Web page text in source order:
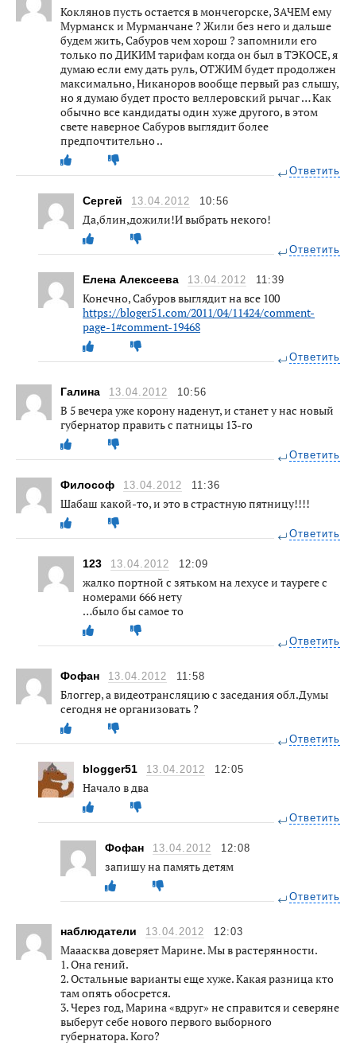
Коклянов пусть остается в мончегорске, ЗАЧЕМ ему
Мурманск и Мурманчане ? Жили без него и дальше
будем жить, Сабуров чем хорош ? запомнили его
только по ДИКИМ тарифам когда он был в ТЭКОСЕ, я
думаю если ему дать руль, ОТЖИМ будет продолжен
максимально, Никаноров вообще первый раз слышу,
но я думаю будет просто веллеровский рычаг … Как
обычно все кандидаты один хуже другого, в этом
свете наверное Сабуров выглядит более
предпочтительно ..
Ответить
Сергей 13.04.2012 10:56
Да,блин,дожили!И выбрать некого!
Ответить
Елена Алексеева 13.04.2012 11:39
Конечно, Сабуров выглядит на все 100
https://bloger51.com/2011/04/11424/comment-
page-1#comment-19468
Ответить
Галина 13.04.2012 10:56
В 5 вечера уже корону наденут, и станет у нас новый
губернатор править с патницы 13-го
Ответить
Философ 13.04.2012 11:36
Шабаш какой-то, и это в страстную пятницу!!!!
Ответить
123 13.04.2012 12:09
жалко портной с зятьком на лехусе и тауреге с
номерами 666 нету
…было бы самое то
Ответить
Фофан 13.04.2012 11:58
Блоггер, а видеотрансляцию с заседания обл.Думы
сегодня не организовать ?
Ответить
blogger51 13.04.2012 12:05
Начало в два
Ответить
Фофан 13.04.2012 12:08
запишу на память детям
Ответить
наблюдатели 13.04.2012 12:03
Мааасква доверяет Марине. Мы в растерянности.
1. Она гений.
2. Остальные варианты еще хуже. Какая разница кто
там опять обосрется.
3. Через год, Марина «вдруг» не справится и северяне
выберут себе нового первого выборного
губернатора. Кого?